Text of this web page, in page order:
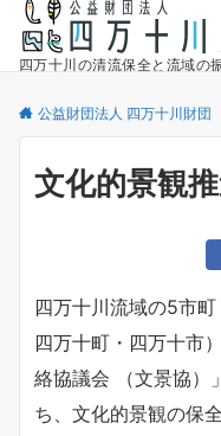
四万十川の清流保全と流域の
公益財団法人 四万十川財団
文化的景観
四万十川流域の5市
四万十町・四万十市
絡協議会 （文景協）
ち、文化的景観の保